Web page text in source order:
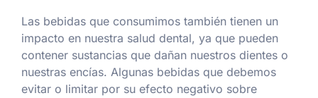
Las bebidas que consumimos también tienen un
impacto en nuestra salud dental, ya que pueden
contener sustancias que dañan nuestros dientes o
nuestras encías. Algunas bebidas que debemos
evitar o limitar por su efecto negativo sobre